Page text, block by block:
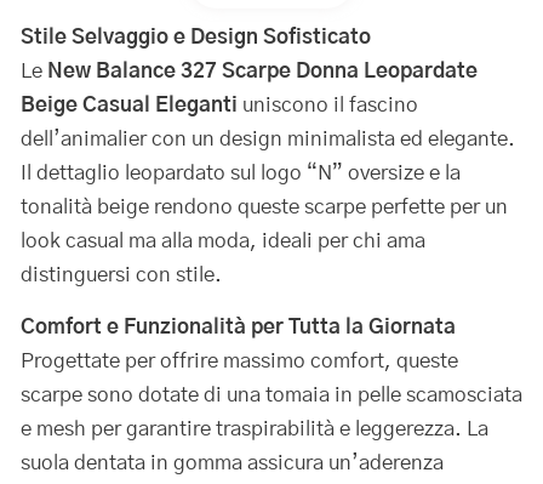
Stile Selvaggio e Design Sofisticato
Le New Balance 327 Scarpe Donna Leopardate
Beige Casual Eleganti uniscono il fascino
dell’animalier con un design minimalista ed elegante.
Il dettaglio leopardato sul logo “N” oversize e la
tonalità beige rendono queste scarpe perfette per un
look casual ma alla moda, ideali per chi ama
distinguersi con stile.
Comfort e Funzionalità per Tutta la Giornata
Progettate per offrire massimo comfort, queste
scarpe sono dotate di una tomaia in pelle scamosciata
e mesh per garantire traspirabilità e leggerezza. La
suola dentata in gomma assicura un’aderenza